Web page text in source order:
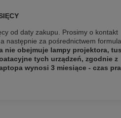
od daty zakupu. Prosimy o kontakt
następnie za pośrednictwem
nie obejmuje lampy projektora,
tych urządzeń, zgodnie z
wynosi 3 miesiące - czas